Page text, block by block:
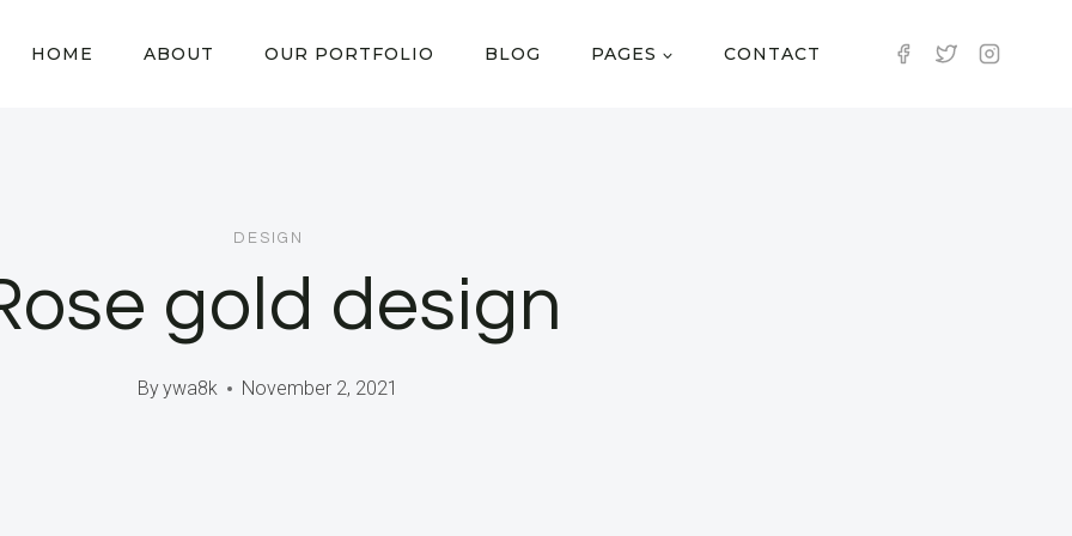
HOME ABOUT OUR PORTFOLIO BLOG PAGES CONTACT
DESIGN
gold design
Byywa8k November 2, 2021